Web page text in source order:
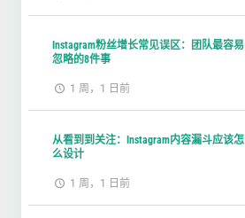
Instagram粉丝增长常见误区：团队最容易
忽略的8件事
1 周，1 日前
从看到到关注：Instagram内容漏斗应该怎
么设计
1 周，1 日前